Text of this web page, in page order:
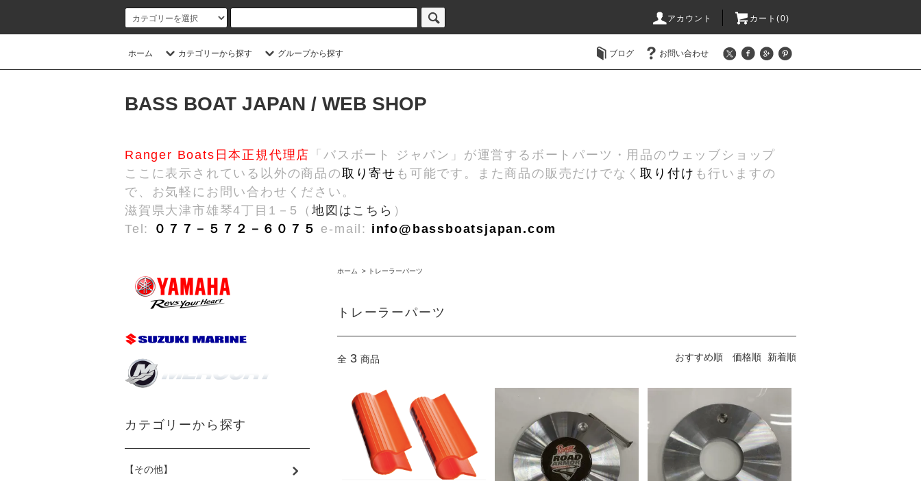
アカウント カート(0)
ホーム カテゴリーから探す グループから探す ブログ お問い合わせ
BASS BOAT JAPAN / WEB SHOP
Ranger Boats日本正規代理店 「バスボート ジャパン」が運営するボートパーツ・用品のウェッブショップ
ここに表示されている以外の商品の取り寄せ も可能です。また商品の販売だけでなく取り付け も行いますの
で、お気軽にお問い合わせください。
滋賀県大津市雄琴4丁目1－5（地図はこちら ）
Tel:
０７７－５７２－６０７５ e-mail: info@bassboatsjapan.com
ホーム > トレーラーパーツ
トレーラーパーツ
全 3 商品 おすすめ順 価格順 新着順
カテゴリーから探す
【その他】